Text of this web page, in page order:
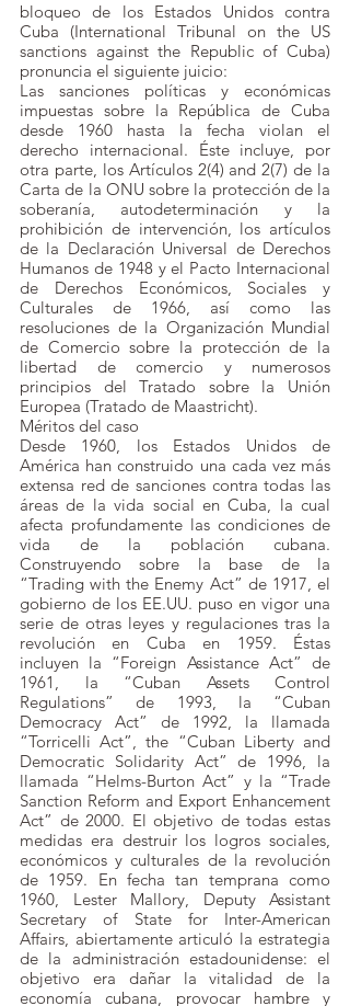
bloqueo de los Estados Unidos contra
Cuba (International Tribunal on the US
sanctions against the Republic of Cuba)
pronuncia el siguiente juicio:
Las sanciones políticas y económicas
impuestas sobre la República de Cuba
desde 1960 hasta la fecha violan el
derecho internacional. Éste incluye, por
otra parte, los Artículos 2(4) and 2(7) de la
Carta de la ONU sobre la protección de la
soberanía, autodeterminación y la
prohibición de intervención, los artículos
de la Declaración Universal de Derechos
Humanos de 1948 y el Pacto Internacional
de Derechos Económicos, Sociales y
Culturales de 1966, así como las
resoluciones de la Organización Mundial
de Comercio sobre la protección de la
libertad de comercio y numerosos
principios del Tratado sobre la Unión
Europea (Tratado de Maastricht).
Méritos del caso
Desde 1960, los Estados Unidos de
América han construido una cada vez más
extensa red de sanciones contra todas las
áreas de la vida social en Cuba, la cual
afecta profundamente las condiciones de
vida de la población cubana.
Construyendo sobre la base de la
“Trading with the Enemy Act” de 1917, el
gobierno de los EE.UU. puso en vigor una
serie de otras leyes y regulaciones tras la
revolución en Cuba en 1959. Éstas
incluyen la “Foreign Assistance Act” de
1961, la “Cuban Assets Control
Regulations” de 1993, la “Cuban
Democracy Act” de 1992, la llamada
“Torricelli Act”, the “Cuban Liberty and
Democratic Solidarity Act” de 1996, la
llamada “Helms-Burton Act” y la “Trade
Sanction Reform and Export Enhancement
Act” de 2000. El objetivo de todas estas
medidas era destruir los logros sociales,
económicos y culturales de la revolución
de 1959. En fecha tan temprana como
1960, Lester Mallory, Deputy Assistant
Secretary of State for Inter-American
Affairs, abiertamente articuló la estrategia
de la administración estadounidense: el
objetivo era dañar la vitalidad de la
economía cubana, provocar hambre y